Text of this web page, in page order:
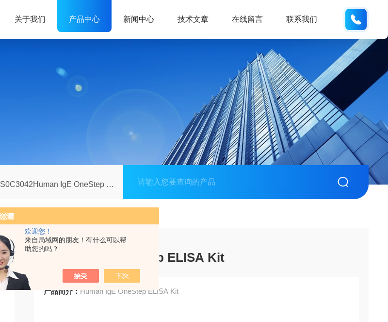
欢迎您！
来自局域网的朋友！有什么可以帮
助您的吗？
关于我们 产品中心 新闻中心 技术文章 在线留言 联系我们
S0C3042Human IgE OneStep ELISA Kit
Human IgE OneStep ELISA Kit
产品简介： Human IgE OneStep ELISA Kit